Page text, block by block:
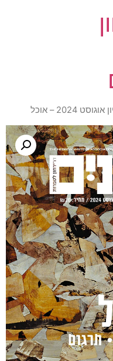
2024 – אוכל